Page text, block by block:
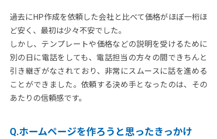
過去にHP作成を依頼した会社と比べて価格がほぼ一桁ほ
ど安く、最初は少々不安でした。
しかし、テンプレートや価格などの説明を受けるために
別の日に電話をしても、電話担当の方々の間できちんと
引き継ぎがなされており、非常にスムースに話を進める
ことができました。依頼する決め手となったのは、その
あたりの信頼感です。
Q.ホームページを作ろうと思ったきっかけ